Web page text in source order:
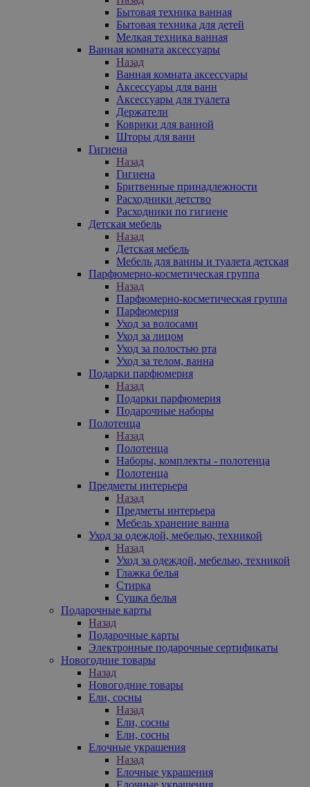
Бытовая техника ванная
Бытовая техника для детей
Мелкая техника ванная
Ванная комната аксессуары
Назад
Ванная комната аксессуары
Аксессуары для ванн
Аксессуары для туалета
Держатели
Коврики для ванной
Шторы для ванн
Гигиена
Назад
Гигиена
Бритвенные принадлежности
Расходники детство
Расходники по гигиене
Детская мебель
Назад
Детская мебель
Мебель для ванны и туалета детская
Парфюмерно-косметическая группа
Назад
Парфюмерно-косметическая группа
Парфюмерия
Уход за волосами
Уход за лицом
Уход за полостью рта
Уход за телом, ванна
Подарки парфюмерия
Назад
Подарки парфюмерия
Подарочные наборы
Полотенца
Назад
Полотенца
Наборы, комплекты - полотенца
Полотенца
Предметы интерьера
Назад
Предметы интерьера
Мебель хранение ванна
Уход за одеждой, мебелью, техникой
Назад
Уход за одеждой, мебелью, техникой
Глажка белья
Стирка
Сушка белья
Подарочные карты
Назад
Подарочные карты
Электронные подарочные сертификаты
Новогодние товары
Назад
Новогодние товары
Ели, сосны
Назад
Ели, сосны
Ели, сосны
Елочные украшения
Назад
Елочные украшения
Елочные украшения